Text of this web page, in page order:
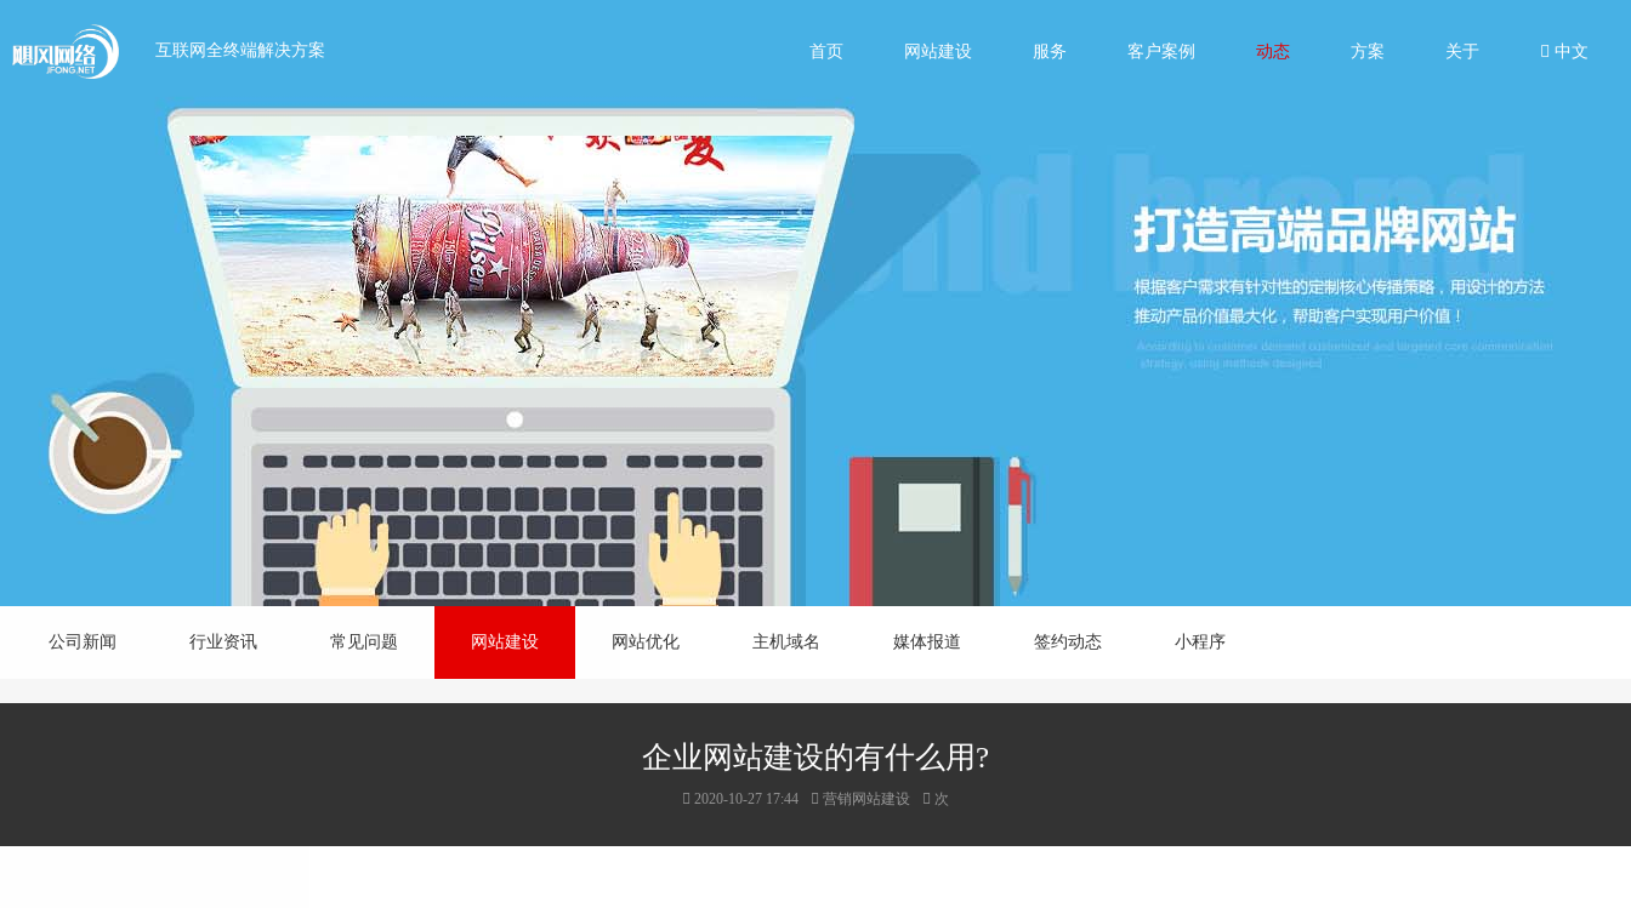
互联网全终端解决方案 首页 网站建设 服务 客户案例 动态 方案 关于 中文
公司新闻 行业资讯 常见问题 网站建设 网站优化 主机域名 媒体报道 签约动态 小程序
企业网站建设的有什么用?
2020-10-27 17:44 营销网站建设 次